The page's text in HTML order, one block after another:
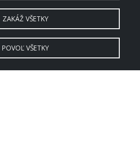
ZAKÁŽ VŠETKY
POVOĽ VŠETKY